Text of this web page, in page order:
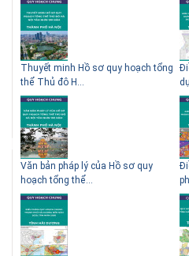
Thông tin tuyển sinh đại học 2025
đô thị - Đại học Kiến trúc Hà Nội
gian đào tạo 4,5 năm
Thuyết minh Hồ sơ quy hoạch tổng
thể Thủ đô H...
Văn bản pháp lý của Hồ sơ quy
hoạch tổng thể...